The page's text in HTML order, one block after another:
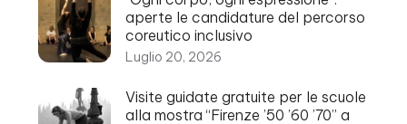
aperte le candidature del percorso
coreutico inclusivo
Luglio 20, 2026
Visite guidate gratuite per le scuole
alla mostra “Firenze ’50 ’60 ’70” a